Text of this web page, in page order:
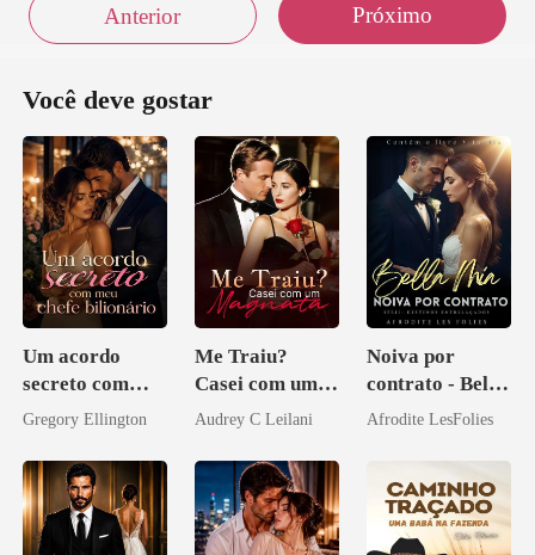
Anterior Próximo
Você deve gostar
Um acordo
secreto com
meu chefe
Gregory Ellington
Me Traiu?
Casei com um
Magnata
Audrey C Leilani
Noiva por
contrato - Bella
Mia
Afrodite LesFolies